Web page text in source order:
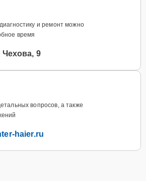
и ремонт можно
время
Чехова, 9
вопросов, а также
haier.ru